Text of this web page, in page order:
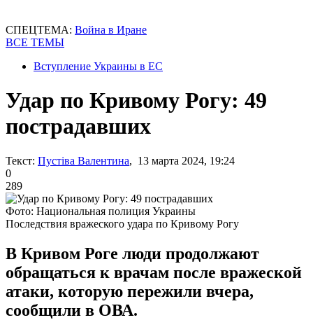
СПЕЦТЕМА: Война в Иране
ВСЕ ТЕМЫ
Вступление Украины в ЕС
Удар по Кривому Рогу: 49
пострадавших
Текст: Пустіва Валентина, 13 марта 2024, 19:24
0
289
Фото: Национальная полиция Украины
Последствия вражеского удара по Кривому Рогу
В Кривом Роге люди продолжают
обращаться к врачам после вражеской
атаки, которую пережили вчера,
сообщили в ОВА.